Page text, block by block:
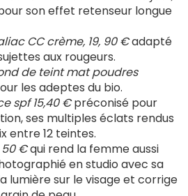
son effet retenseur longue
CC crème, 19, 90 €adapté
aux rougeurs.
de teint mat poudres
les adeptes du bio.
spf 15,40 €préconisé pour
ses multiples éclats rendus
entre 12 teintes.
50 €qui rend la femme aussi
en studio avec sa
lumière sur le visage et corrige